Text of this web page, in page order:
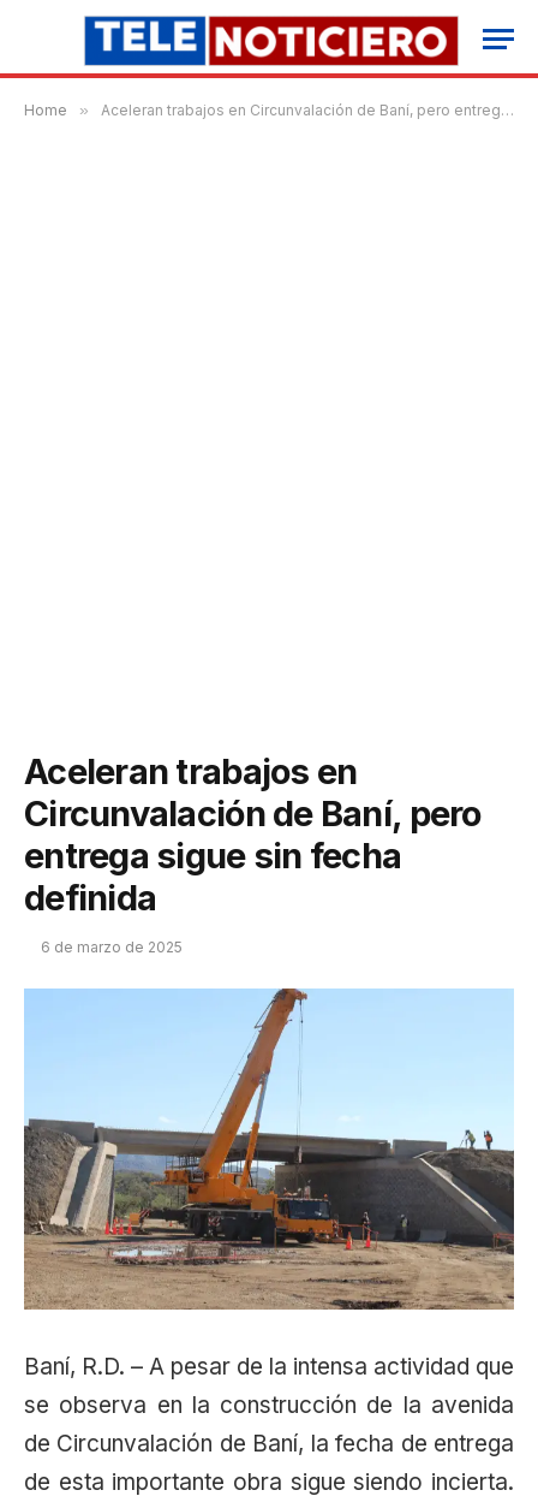
Home » Aceleran trabajos en Circunvalación de Baní, pero entrega sigue sin fecha definida
Aceleran trabajos en
Circunvalación de Baní, pero
entrega sigue sin fecha
definida
6 de marzo de 2025
Baní, R.D. – A pesar de la intensa actividad que
se observa en la construcción de la avenida
de Circunvalación de Baní, la fecha de entrega
de esta importante obra sigue siendo incierta.